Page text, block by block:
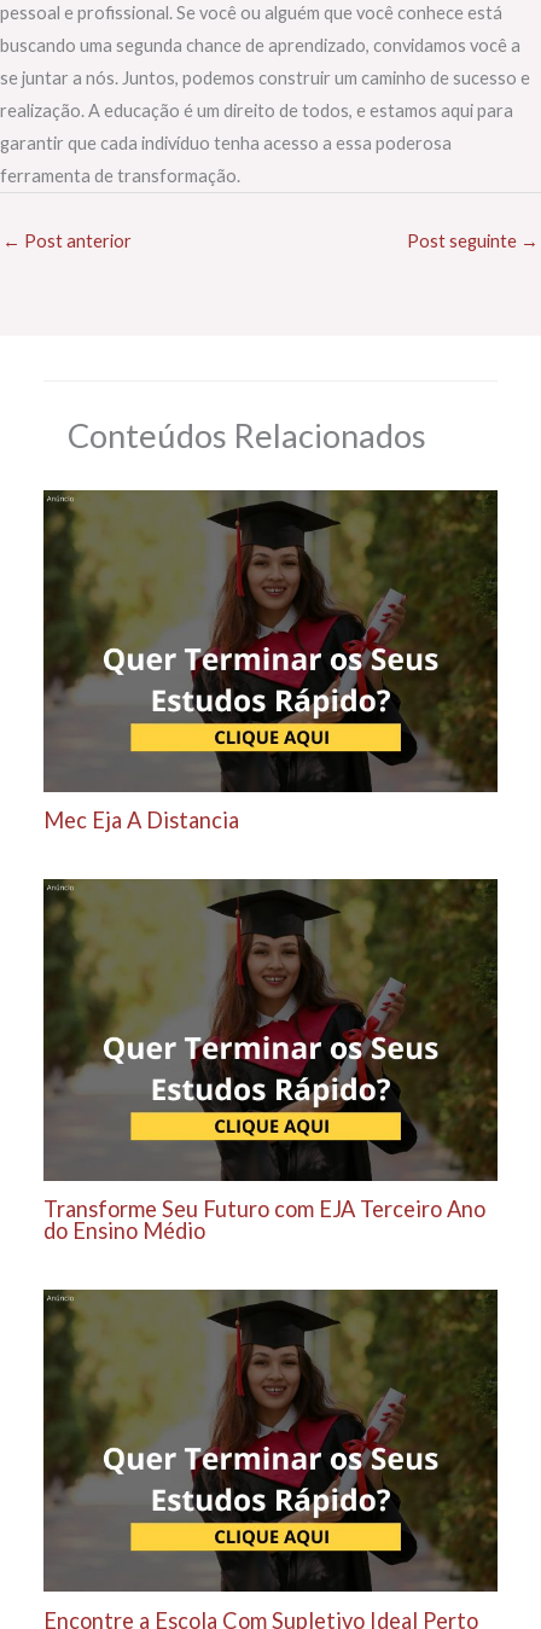
pessoal e profissional. Se você ou alguém que você conhece está
buscando uma segunda chance de aprendizado, convidamos você a
se juntar a nós. Juntos, podemos construir um caminho de sucesso e
realização. A educação é um direito de todos, e estamos aqui para
garantir que cada indivíduo tenha acesso a essa poderosa
ferramenta de transformação.
← Post anterior Post seguinte →
Conteúdos Relacionados
Mec Eja A Distancia
Transforme Seu Futuro com EJA Terceiro Ano
do Ensino Médio
Encontre a Escola Com Supletivo Ideal Perto